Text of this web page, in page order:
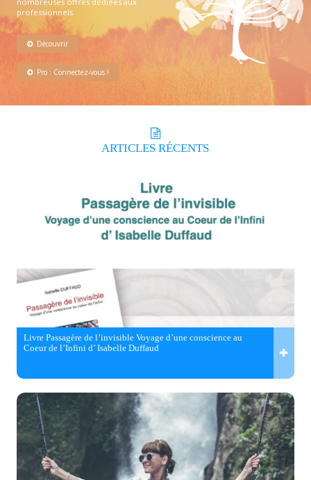
professionnels.
Découvrir
Pro : Connectez-vous !
ARTICLES RÉCENTS
Livre Passagère de l’invisible Voyage d’une conscience au
Coeur de l’Infini d’ Isabelle Duffaud